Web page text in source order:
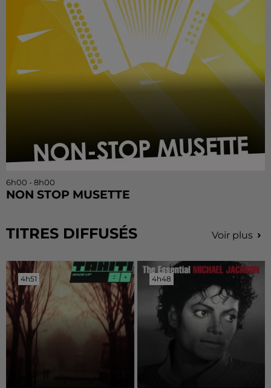
6h00 - 8h00
NON STOP MUSETTE
TITRES DIFFUSÉS Voir plus
4h51
4h51 4h48
4h48